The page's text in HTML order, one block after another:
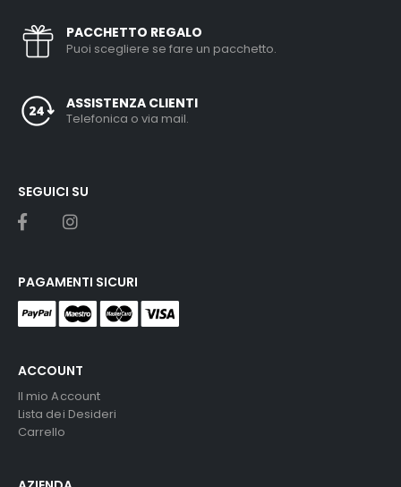
PACCHETTO REGALO
Puoi scegliere se fare un pacchetto.
ASSISTENZA CLIENTI
Telefonica o via mail.
ACCOUNT
Il mio Account
Lista dei Desideri
Carrello
SEGUICI SU
PAGAMENTI SICURI